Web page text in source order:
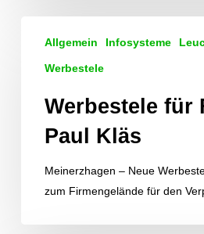
Firma
Allgemein Infosysteme
Werbestele
Werbestele für
Paul Kläs
Meinerzhagen – Neue
zum Firmengelände für den